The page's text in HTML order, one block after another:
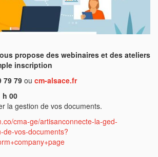
propose des webinaires et des ateliers
inscription
79 79 ou cm-alsace.fr
h 00
la gestion de vos documents.
cma-ge/artisanconnecte-la-ged-
de-vos-documents?